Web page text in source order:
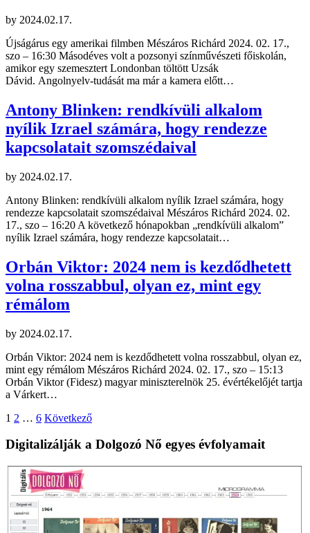
by 2024.02.17.
Újságárus egy amerikai filmben Mészáros Richárd 2024. 02. 17.,
szo – 16:30 Másodéves volt a pozsonyi színművészeti főiskolán,
amikor egy szemesztert Londonban töltött Uzsák
Dávid. Angolnyelv-tudását ma már a kamera előtt…
Antony Blinken: rendkívüli alkalom
nyílik Izrael számára, hogy rendezze
kapcsolatait szomszédaival
by 2024.02.17.
Antony Blinken: rendkívüli alkalom nyílik Izrael számára, hogy
rendezze kapcsolatait szomszédaival Mészáros Richárd 2024. 02.
17., szo – 16:20 A következő hónapokban „rendkívüli alkalom”
nyílik Izrael számára, hogy rendezze kapcsolatait…
Orbán Viktor: 2024 nem is kezdődhetett
volna rosszabbul, olyan ez, mint egy
rémálom
by 2024.02.17.
Orbán Viktor: 2024 nem is kezdődhetett volna rosszabbul, olyan ez,
mint egy rémálom Mészáros Richárd 2024. 02. 17., szo – 15:13
Orbán Viktor (Fidesz) magyar miniszterelnök 25. évértékelőjét tartja
a Várkert…
Bejegyzések
lapozása
1 2 … 6 Következő
Digitalizálják a Dolgozó Nő egyes évfolyamait